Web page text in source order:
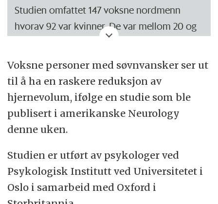
Studien omfattet 147 voksne nordmenn
hvorav 92 var kvinner. De var mellom 20 og
Blant deltakerne ble 35 prosent definert
med søvnproblemer. De oppfylte kriteriene
for dårlig søvnkvalitet ved å score 8,5
poeng i gjennomsnitt, av 20 oppnåelige
poeng.
Alle deltakerne ble hjerneskannet med MRI
to ganger, med et mellomrom på i snitt 3,5
år. De fant mer hjernesvinn hos personer
Voksne personer med søvnvansker ser ut
til å ha en raskere reduksjon av
hjernevolum, ifølge en studie som ble
publisert i amerikanske Neurology
denne uken.
Studien er utført av psykologer ved
Psykologisk Institutt ved Universitetet i
Oslo i samarbeid med Oxford i